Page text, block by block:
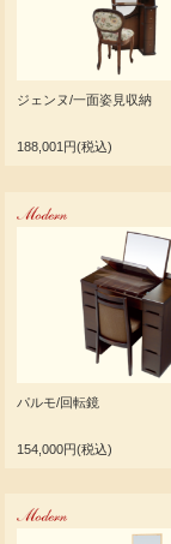
ジェンヌ/一面姿見収納
188,001円(税込)
パルモ/回転鏡
154,000円(税込)